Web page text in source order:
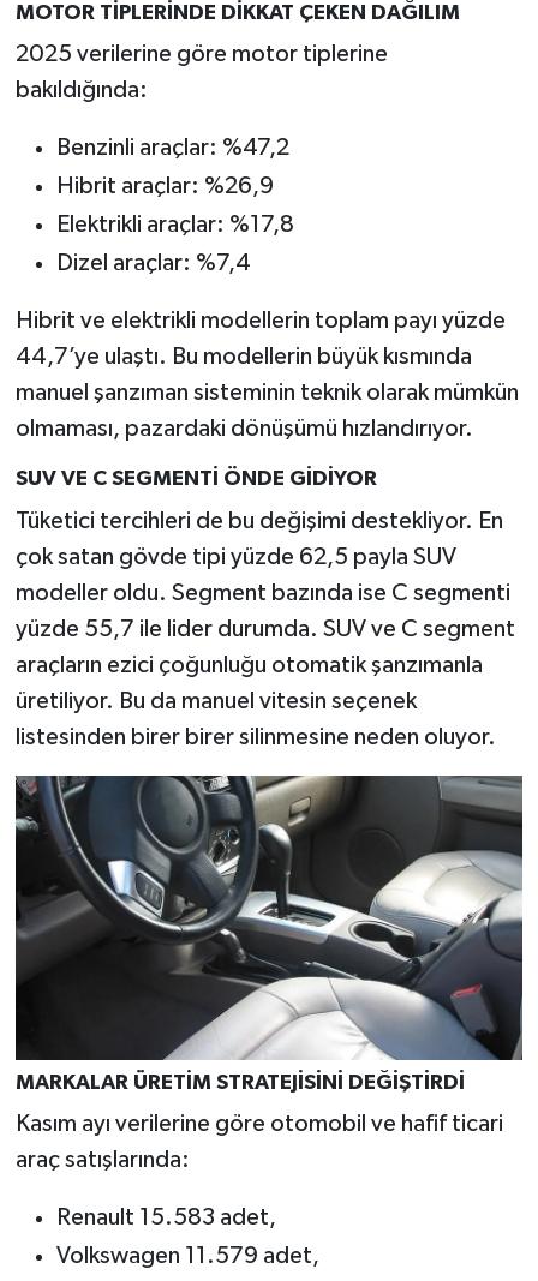
MOTOR TİPLERİNDE DİKKAT ÇEKEN DAĞILIM
2025 verilerine göre motor tiplerine
bakıldığında:
Benzinli araçlar: %47,2
Hibrit araçlar: %26,9
Elektrikli araçlar: %17,8
Dizel araçlar: %7,4
Hibrit ve elektrikli modellerin toplam payı yüzde
44,7’ye ulaştı. Bu modellerin büyük kısmında
manuel şanzıman sisteminin teknik olarak mümkün
olmaması, pazardaki dönüşümü hızlandırıyor.
SUV VE C SEGMENTİ ÖNDE GİDİYOR
Tüketici tercihleri de bu değişimi destekliyor. En
çok satan gövde tipi yüzde 62,5 payla SUV
modeller oldu. Segment bazında ise C segmenti
yüzde 55,7 ile lider durumda. SUV ve C segment
araçların ezici çoğunluğu otomatik şanzımanla
üretiliyor. Bu da manuel vitesin seçenek
listesinden birer birer silinmesine neden oluyor.
MARKALAR ÜRETİM STRATEJİSİNİ DEĞİŞTİRDİ
Kasım ayı verilerine göre otomobil ve hafif ticari
araç satışlarında:
Renault 15.583 adet,
Volkswagen 11.579 adet,